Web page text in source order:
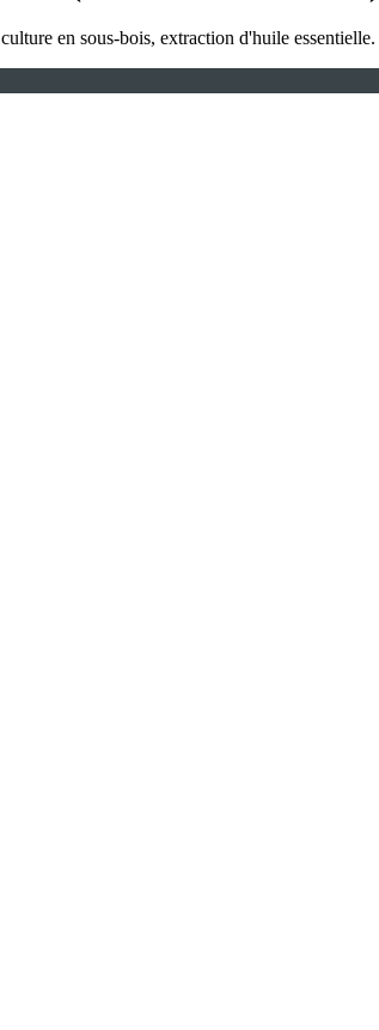
en sous-bois, extraction d'huile essentielle.